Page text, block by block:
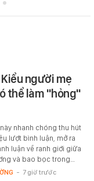
người mẹ
thể làm "hỏng"
nhanh chóng thu hút
lượt bình luận, mở ra
luận về ranh giới giữa
và bao bọc trong…
- 7 giờ trước